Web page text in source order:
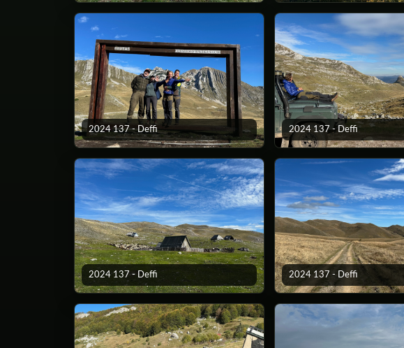
2024 137 - Deffi 2024 137 - Deffi
2024 137 - Deffi 2024 137 - Deffi